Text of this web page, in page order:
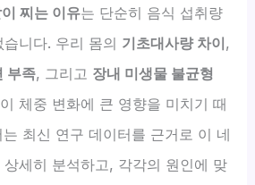
찌는 이유는 단순히 음식 섭취량
니다. 우리 몸의 기초대사량 차이,
부족, 그리고 장내 미생물 불균형
체중 변화에 큰 영향을 미치기 때
최신 연구 데이터를 근거로 이 네
세히 분석하고, 각각의 원인에 맞